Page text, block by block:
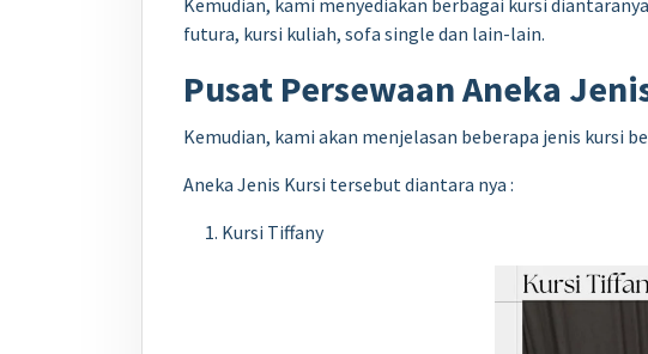
Kemudian, kami menyediakan berbagai kursi
futura, kursi kuliah, sofa single dan lain-lain.
Pusat Persewaan Aneka
Kemudian, kami akan menjelasan beberapa jenis kursi
Aneka Jenis Kursi tersebut diantara nya :
Kursi Tiffany